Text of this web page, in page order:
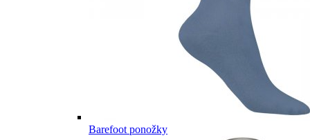
Barefoot ponožky